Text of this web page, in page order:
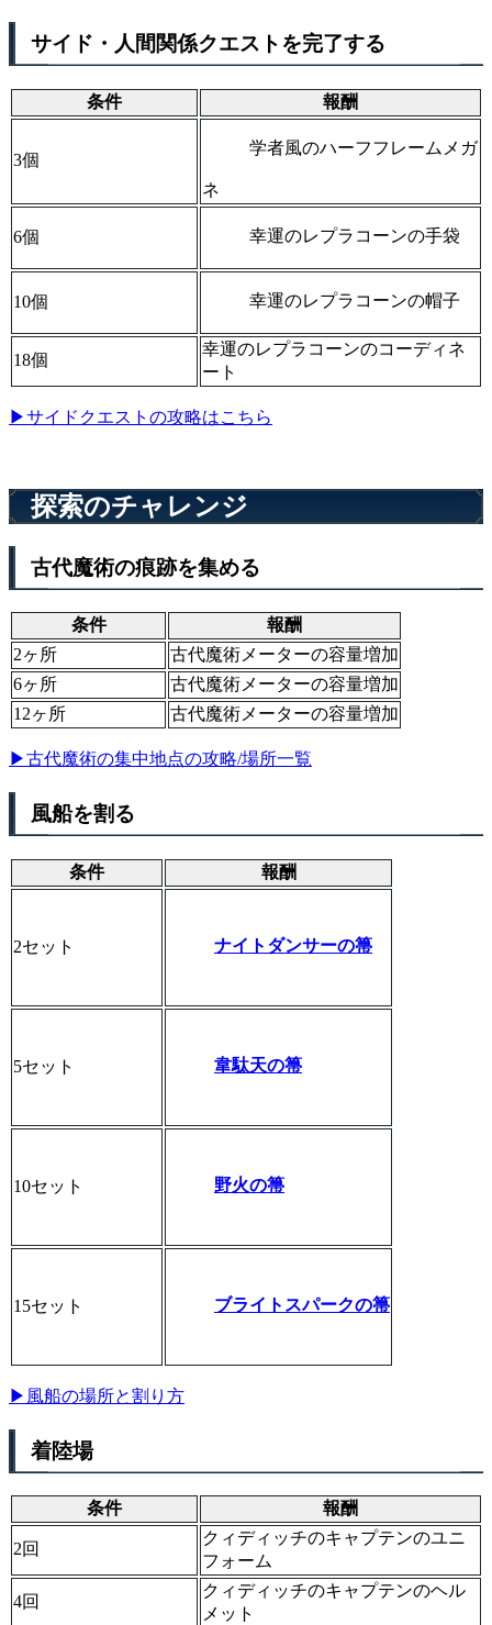
サイド・人間関係クエストを完了する
条件 報酬
3個
学者風のハーフフレームメガ
ネ
6個 幸運のレプラコーンの手袋
10個 幸運のレプラコーンの帽子
18個
幸運のレプラコーンのコーディネ
ート
▶サイドクエストの攻略はこちら
探索のチャレンジ
古代魔術の痕跡を集める
条件
報酬
2ヶ所
古代魔術メーターの容量増加
6ヶ所
古代魔術メーターの容量増加
12ヶ所
古代魔術メーターの容量増加
▶古代魔術の集中地点の攻略/場所一覧
風船を割る
条件 報酬
2セット ナイトダンサーの箒
5セット 韋駄天の箒
10セット 野火の箒
15セット ブライトスパークの箒
▶風船の場所と割り方
着陸場
条件 報酬
2回
クィディッチのキャプテンのユニ
フォーム
4回
クィディッチのキャプテンのヘル
メット